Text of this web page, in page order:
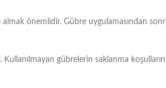
almak önemlidir. Gübre uygulamasından
Kullanılmayan gübrelerin saklanma